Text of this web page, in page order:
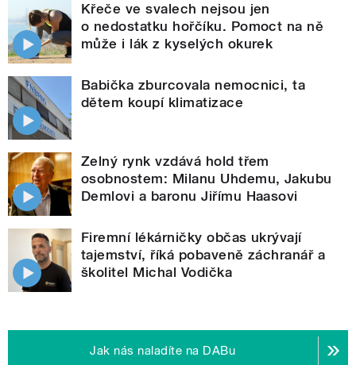
Křeče ve svalech nejsou jen
o nedostatku hořčíku. Pomoct na ně
může i lák z kyselých okurek
Babička zburcovala nemocnici, ta
dětem koupí klimatizace
Zelný rynk vzdává hold třem
osobnostem: Milanu Uhdemu, Jakubu
Demlovi a baronu Jiřímu Haasovi
Firemní lékárničky občas ukrývají
tajemství, říká pobaveně záchranář a
školitel Michal Vodička
Jak nás naladíte na DABu